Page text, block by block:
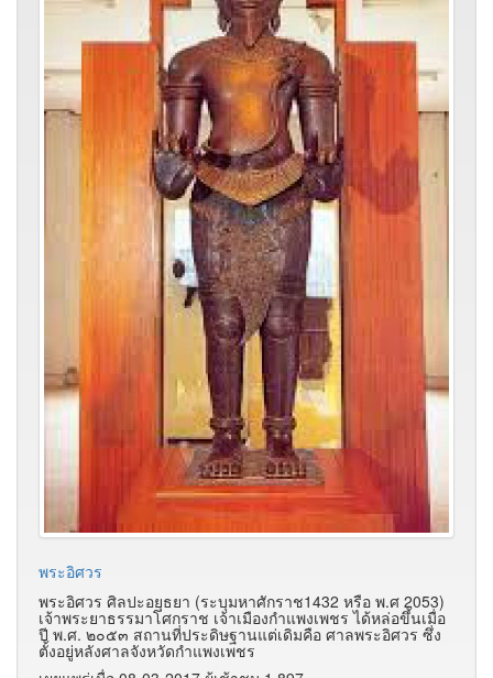
พระอิศวร
พระอิศวร ศิลปะอยุธยา (ระบุมหาศักราช1432 หรือ พ.ศ 2053)
เจ้าพระยาธรรมาโศกราช เจ้าเมืองกำแพงเพชร ได้หล่อขึ้นเมื่อ
ปี พ.ศ. ๒๐๕๓ สถานที่ประดิษฐานแต่เดิมคือ ศาลพระอิศวร ซึ่ง
ตั้งอยู่หลังศาลจังหวัดกำแพงเพชร